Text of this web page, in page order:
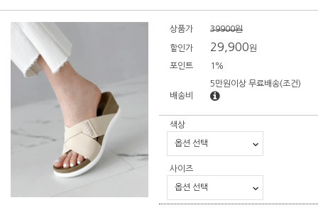
상품가 39900원
할인가 29,900원
포인트 1%
배송비
5만원이상 무료배송(조건)
색상
사이즈